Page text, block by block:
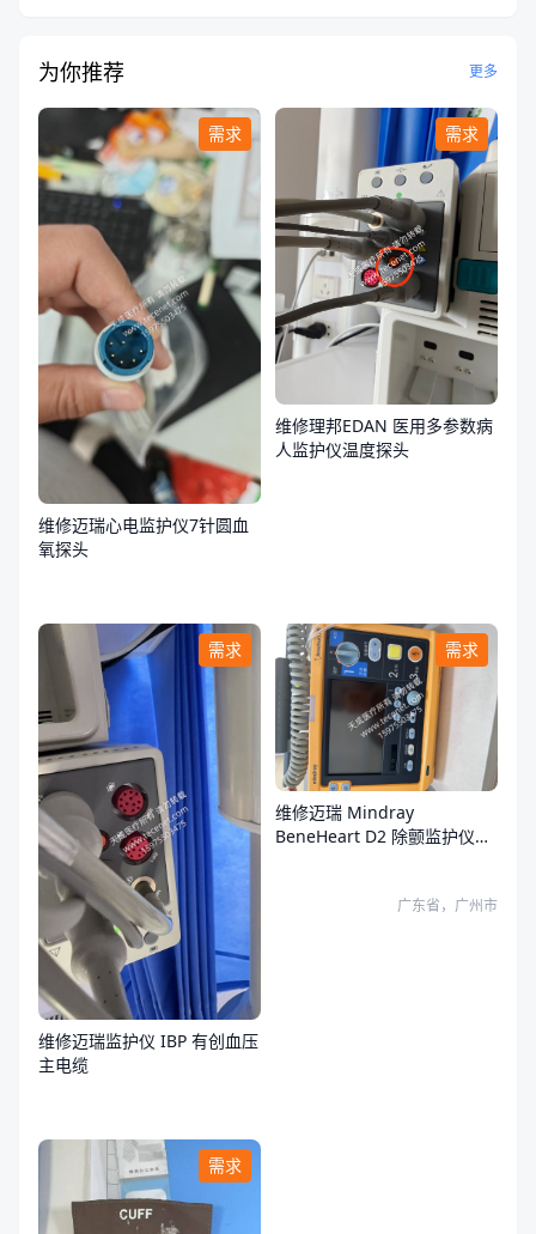
为你推荐 更多
需求
维修迈瑞心电监护仪7针圆血
氧探头
需求
维修理邦EDAN 医用多参数病
人监护仪温度探头
需求
维修迈瑞监护仪 IBP 有创血压
主电缆
需求
维修迈瑞 Mindray
BeneHeart D2 除颤监护仪故
广东省，广州市
需求